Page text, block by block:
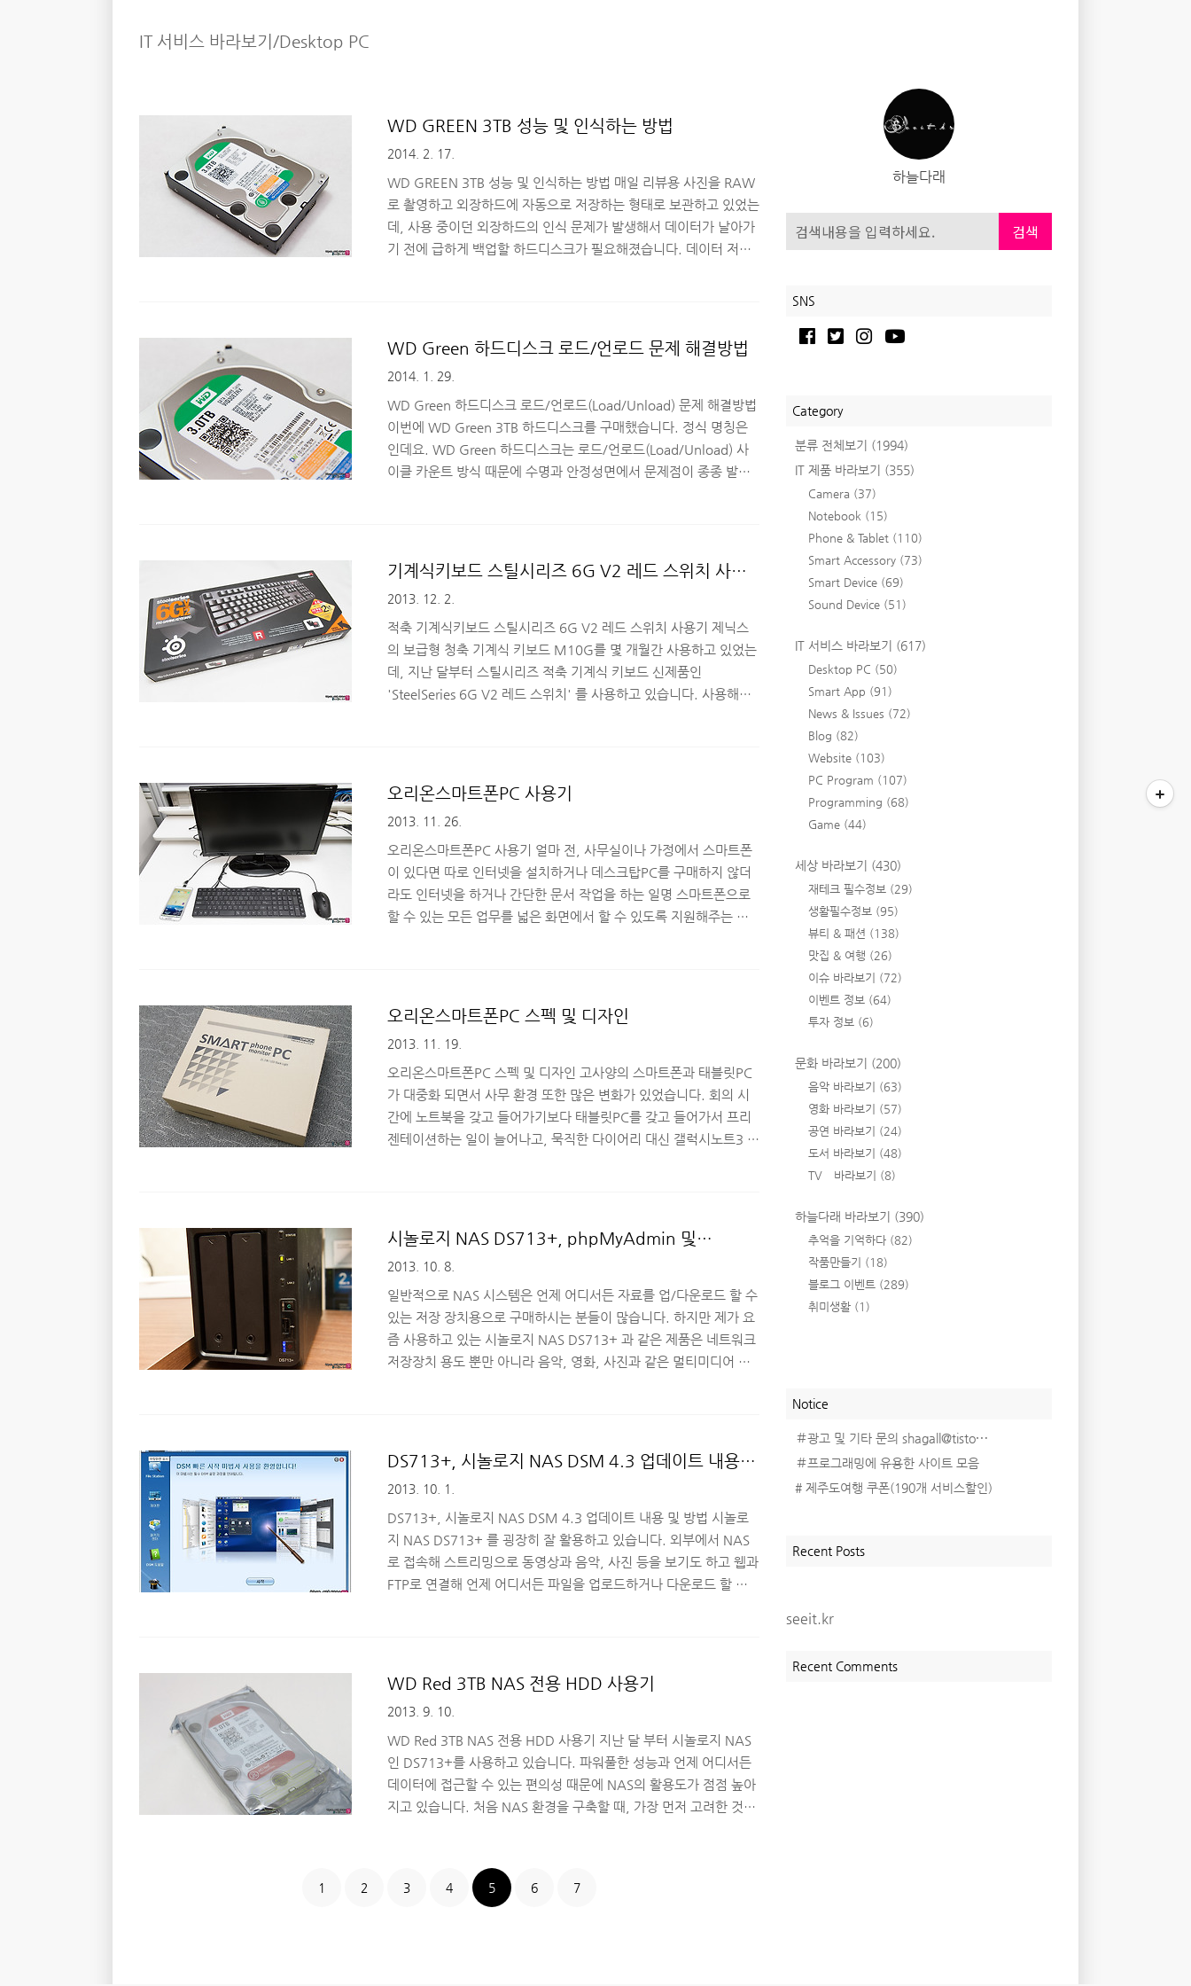
하늘다래
검색
SNS
Category
분류 전체보기 (1994)
IT 제품 바라보기 (355)
Camera (37)
Notebook (15)
Phone & Tablet (110)
Smart Accessory (73)
Smart Device (69)
Sound Device (51)
IT 서비스 바라보기 (617)
Desktop PC (50)
Smart App (91)
News & Issues (72)
Blog (82)
Website (103)
PC Program (107)
Programming (68)
Game (44)
세상 바라보기 (430)
재테크 필수정보 (29)
생활필수정보 (95)
뷰티 & 패션 (138)
맛집 & 여행 (26)
이슈 바라보기 (72)
이벤트 정보 (64)
투자 정보 (6)
문화 바라보기 (200)
음악 바라보기 (63)
영화 바라보기 (57)
공연 바라보기 (24)
도서 바라보기 (48)
TV 바라보기 (8)
하늘다래 바라보기 (390)
추억을 기억하다 (82)
작품만들기 (18)
블로그 이벤트 (289)
취미생활 (1)
Notice
＃광고 및 기타 문의 shagall@tisto⋯
＃프로그래밍에 유용한 사이트 모음
# 제주도여행 쿠폰(190개 서비스할인)
Recent Posts
seeit.kr
Recent Comments
IT 서비스 바라보기/Desktop PC
WD GREEN 3TB 성능 및 인식하는 방법
2014. 2. 17.
WD GREEN 3TB 성능 및 인식하는 방법 매일 리뷰용 사진을 RAW
로 촬영하고 외장하드에 자동으로 저장하는 형태로 보관하고 있었는
데, 사용 중이던 외장하드의 인식 문제가 발생해서 데이터가 날아가
기 전에 급하게 백업할 하드디스크가 필요해졌습니다. 데이터 저장
GREEN 3TB 하드디스크의 성능과 윈도우7에서 3TB를 인식하는 방
법을 함께 소개해드리려고 합니다. ■ WD Caviar Green 3TB
WD30EZRX 54..
WD Green 하드디스크 로드/언로드 문제 해결방법
2014. 1. 29.
WD Green 하드디스크 로드/언로드(Load/Unload) 문제 해결방법
이번에 WD Green 3TB 하드디스크를 구매했습니다. 정식 명칭은
인데요. WD Green 하드디스크는 로드/언로드(Load/Unload) 사
이클 카운트 방식 때문에 수명과 안정성면에서 문제점이 종종 발견
하드디스크를 구매하신 분들을 위해 로드/언로드 사이클 카운트 설
정하는 방법에 대해 간단히 소개해드리도록 하겠습니다. ■ WD
Green 하드디스크 로드/언로드(L..
기계식키보드 스틸시리즈 6G V2 레드 스위치 사용
기
2013. 12. 2.
적축 기계식키보드 스틸시리즈 6G V2 레드 스위치 사용기 제닉스
의 보급형 청축 기계식 키보드 M10G를 몇 개월간 사용하고 있었는
데, 지난 달부터 스틸시리즈 적축 기계식 키보드 신제품인
'SteelSeries 6G V2 레드 스위치' 를 사용하고 있습니다. 사용해보
스틸시리즈(SteelSeries) 6G V2 레드 스위치 구매를 고려하고 계신
분들께 도움이 될만한 리뷰였으면 합니다. ■ 적축 기계식키보드 스
틸시리즈(SteelSeries) 6G V2 레드 스위치 구성 및 사용기 스틸시리
즈는 세계적으로 유명한 게이..
오리온스마트폰PC 사용기
2013. 11. 26.
오리온스마트폰PC 사용기 얼마 전, 사무실이나 가정에서 스마트폰
이 있다면 따로 인터넷을 설치하거나 데스크탑PC를 구매하지 않더
라도 인터넷을 하거나 간단한 문서 작업을 하는 일명 스마트폰으로
할 수 있는 모든 업무를 넓은 화면에서 할 수 있도록 지원해주는 모
굉장히 좋은 아이디어 제품인 오리온스마트폰PC의 시야각과 어떤
형태로 활용할 수 있는지 간단한 사용기로 소개해드리도록 하겠습니
다. ■ 오리온스마트폰PC 세팅에 대해 잠시 알아볼까요? 지난 리뷰
에서 소개해드렸지만, 오리온스마트폰PC의 세팅에 대해 간단히 소
개..
오리온스마트폰PC 스펙 및 디자인
2013. 11. 19.
오리온스마트폰PC 스펙 및 디자인 고사양의 스마트폰과 태블릿PC
가 대중화 되면서 사무 환경 또한 많은 변화가 있었습니다. 회의 시
간에 노트북을 갖고 들어가기보다 태블릿PC를 갖고 들어가서 프리
젠테이션하는 일이 늘어나고, 묵직한 다이어리 대신 갤럭시노트3 하
나 데스크탑PC를 구매하지 않더라도 인터넷을 하거나 간단한 문서
작업을 하는 일명 스마트폰으로 할 수 있는 모든 업무를 넓은 화면에
서 할 수 있도록 지원해주는 모니터입니다. 스마트폰 화면 공유해주
는 어플을 구매해서 사용하면 되지 않느냐? 라고 하시는 분들도 계
시겠지만..
시놀로지 NAS DS713+, phpMyAdmin 및
WordPress 설치
2013. 10. 8.
일반적으로 NAS 시스템은 언제 어디서든 자료를 업/다운로드 할 수
있는 저장 장치용으로 구매하시는 분들이 많습니다. 하지만 제가 요
즘 사용하고 있는 시놀로지 NAS DS713+ 과 같은 제품은 네트워크
저장장치 용도 뿐만 아니라 음악, 영화, 사진과 같은 멀티미디어 스
스(WordPress)를 설치해 구동하는 방법을 소개해드리도록 하겠습
니다. ■ 시놀로지 NAS DS713+ 활용, phpMyAdmin 환경 구축
하기 지난 리뷰에서 DS713+ 의 운영체제 역할을 하는 DSM 4.3 업
데이트 방법에 대해..
DS713+, 시놀로지 NAS DSM 4.3 업데이트 내용
및 방법
2013. 10. 1.
DS713+, 시놀로지 NAS DSM 4.3 업데이트 내용 및 방법 시놀로
지 NAS DS713+ 를 굉장히 잘 활용하고 있습니다. 외부에서 NAS
로 접속해 스트리밍으로 동영상과 음악, 사진 등을 보기도 하고 웹과
FTP로 연결해 언제 어디서든 파일을 업로드하거나 다운로드 할 수
메일 서비스, 블로그 서비스 등 더욱 다양한 기능을 확장해서 활용할
수 있습니다. 오늘은 시놀로지 NAS DS713+ 의 활용도를 높여주는
DSM을 4.3 으로 업데이트 하는 방법과 어떤 기능들이 업그레이드
되었는지 간략하게 설..
WD Red 3TB NAS 전용 HDD 사용기
2013. 9. 10.
WD Red 3TB NAS 전용 HDD 사용기 지난 달 부터 시놀로지 NAS
인 DS713+를 사용하고 있습니다. 파워풀한 성능과 언제 어디서든
데이터에 접근할 수 있는 편의성 때문에 NAS의 활용도가 점점 높아
지고 있습니다. 처음 NAS 환경을 구축할 때, 가장 먼저 고려한 것이
정성을 최우선으로 고려할 수 밖에 없었고, 대용량 데이터를 공유하
거나 스트리밍으로 언제든 보고 들을 수 있는 환경을 조성하려고 하
1 2 3 4 5 6 7